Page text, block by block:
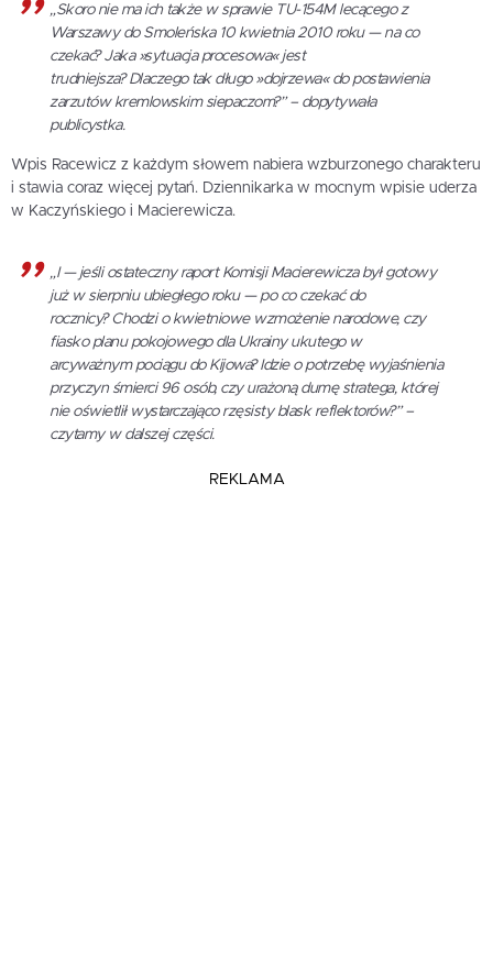
„Skoro nie ma ich także w sprawie TU-154M lecącego z
Warszawy do Smoleńska 10 kwietnia 2010 roku — na co
czekać? Jaka »sytuacja procesowa« jest
trudniejsza? Dlaczego tak długo »dojrzewa« do postawienia
zarzutów kremlowskim siepaczom?” – dopytywała
publicystka.
Wpis Racewicz z każdym słowem nabiera wzburzonego charakteru
i stawia coraz więcej pytań. Dziennikarka w mocnym wpisie uderza
w Kaczyńskiego i Macierewicza.
„I — jeśli ostateczny raport Komisji Macierewicza był gotowy
już w sierpniu ubiegłego roku — po co czekać do
rocznicy? Chodzi o kwietniowe wzmożenie narodowe, czy
fiasko planu pokojowego dla Ukrainy ukutego w
arcyważnym pociągu do Kijowa? Idzie o potrzebę wyjaśnienia
przyczyn śmierci 96 osób, czy urażoną dumę stratega, której
nie oświetlił wystarczająco rzęsisty blask reflektorów?” –
czytamy w dalszej części.
REKLAMA